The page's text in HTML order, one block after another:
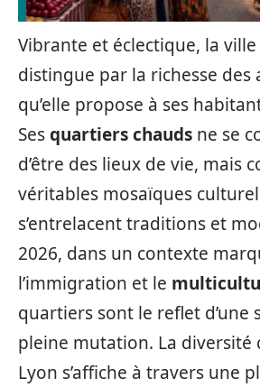
Vibrante et éclectique, la ville
distingue par la richesse des
qu’elle propose à ses
Sesquartiers chauds ne se
d’être des lieux de vie, mais
véritables mosaïques
s’entrelacent traditions et
2026, dans un contexte
l’immigration et le
quartiers sont le reflet d’une
pleine mutation. La diversité
Lyon s’affiche à travers une